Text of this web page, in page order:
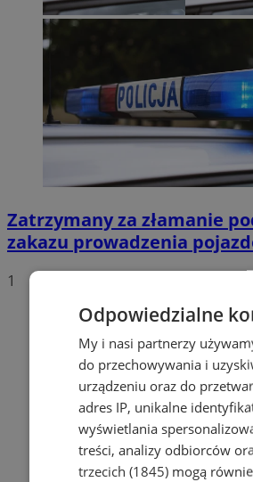
Zatrzymany za złamanie
zakazu prowadzenia
1
Odpowiedzialne
My i nasi partnerzy
do przechowywania i
urządzeniu oraz do
adres IP, unikalne
wyświetlania
treści, analizy odbiorców
trzecich (1845)mogą